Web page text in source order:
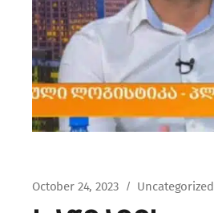
October 24, 2023 Uncategorized